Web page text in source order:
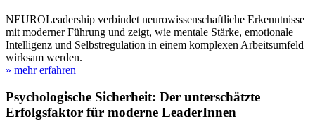
NEUROLeadership verbindet neurowissenschaftliche Erkenntnisse
mit moderner Führung und zeigt, wie mentale Stärke, emotionale
Intelligenz und Selbstregulation in einem komplexen Arbeitsumfeld
wirksam werden.
» mehr erfahren
Psychologische Sicherheit: Der unterschätzte
Erfolgsfaktor für moderne LeaderInnen